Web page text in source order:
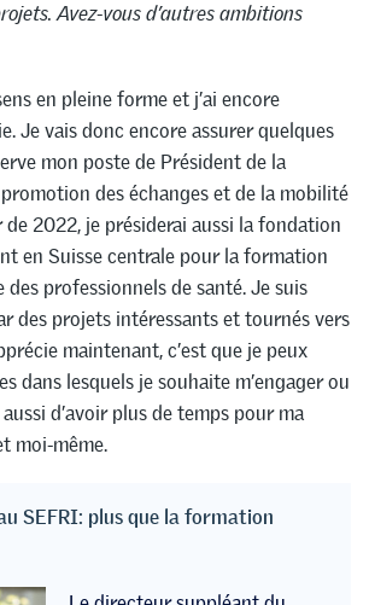
Avez-vous d’autres ambitions
en pleine forme et j’ai encore
Je vais donc encore assurer quelques
mon poste de Président de la
des échanges et de la mobilité
2022, je présiderai aussi la fondation
en Suisse centrale pour la formation
professionnels de santé. Je suis
des projets intéressants et tournés vers
maintenant, c’est que je peux
dans lesquels je souhaite m’engager ou
d’avoir plus de temps pour ma
moi-même.
SEFRI: plus que la formation